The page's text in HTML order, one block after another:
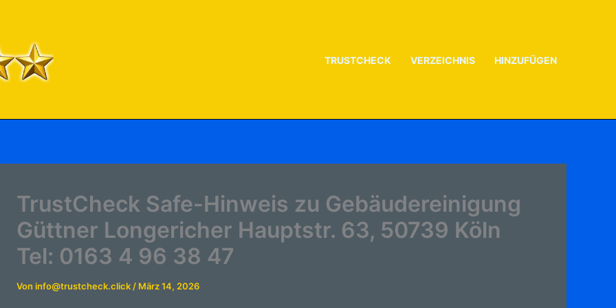
TRUSTCHECK VERZEICHNIS HINZUFÜGEN
TrustCheck Safe-Hinweis zu Gebäudereinigung
Güttner Longericher Hauptstr. 63, 50739 Köln
Tel: 0163 4 96 38 47
Von info@trustcheck.click / März 14, 2026